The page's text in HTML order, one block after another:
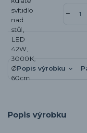
Popis výrobku
Popis výrobku